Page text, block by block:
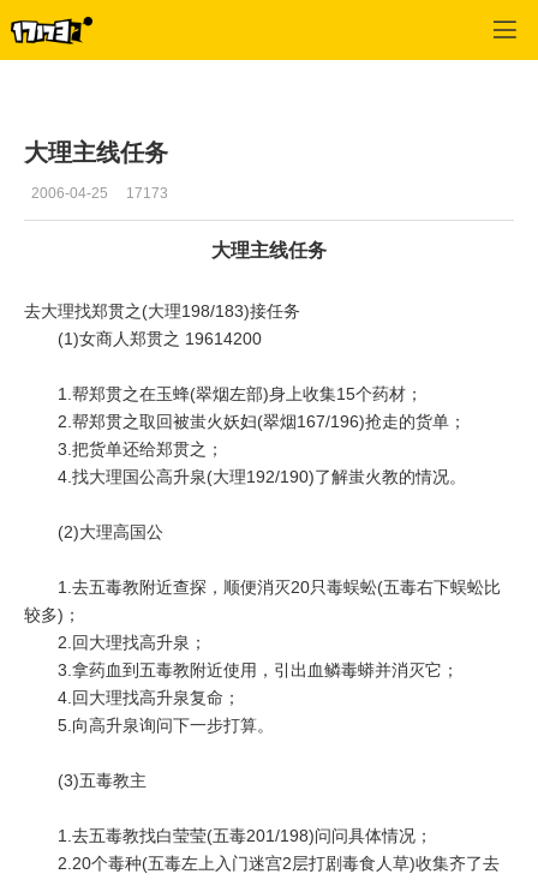
大理主线任务
2006-04-25 17173
大理主线任务
去大理找郑贯之(大理198/183)接任务
(1)女商人郑贯之 19614200
1.帮郑贯之在玉蜂(翠烟左部)身上收集15个药材；
2.帮郑贯之取回被蚩火妖妇(翠烟167/196)抢走的货单；
3.把货单还给郑贯之；
4.找大理国公高升泉(大理192/190)了解蚩火教的情况。
(2)大理高国公
1.去五毒教附近查探，顺便消灭20只毒蜈蚣(五毒右下蜈蚣比
较多)；
2.回大理找高升泉；
3.拿药血到五毒教附近使用，引出血鳞毒蟒并消灭它；
4.回大理找高升泉复命；
5.向高升泉询问下一步打算。
(3)五毒教主
1.去五毒教找白莹莹(五毒201/198)问问具体情况；
2.20个毒种(五毒左上入门迷宫2层打剧毒食人草)收集齐了去